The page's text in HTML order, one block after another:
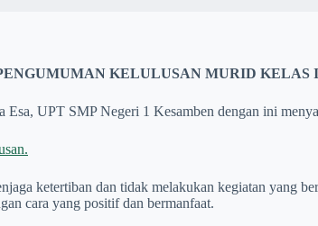
KELULUSAN MURID KELAS
UPT SMP Negeri 1 Kesamben dengan ini
ketertiban dan tidak melakukan kegiatan yang
cara yang positif dan bermanfaat.